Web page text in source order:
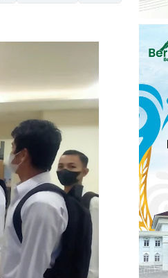
A- A+